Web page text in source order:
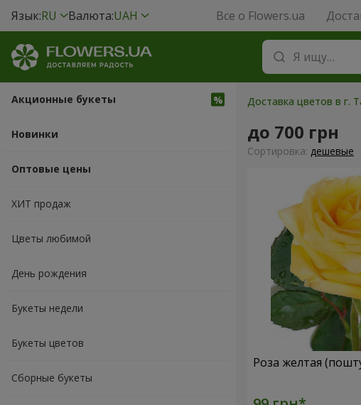
Язык:RU Валюта:UAH Все о Flowers.ua
Акционные букеты
Новинки
Оптовые цены
ХИТ продаж
Цветы любимой
День рождения
Букеты недели
Букеты цветов
Сборные букеты
Доставка цветов в г.
до 700 грн
Cортировка: дешевые
Роза желтая